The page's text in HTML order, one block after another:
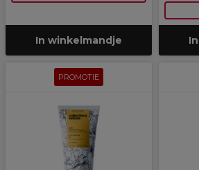
In winkelmandje
PROMOTIE